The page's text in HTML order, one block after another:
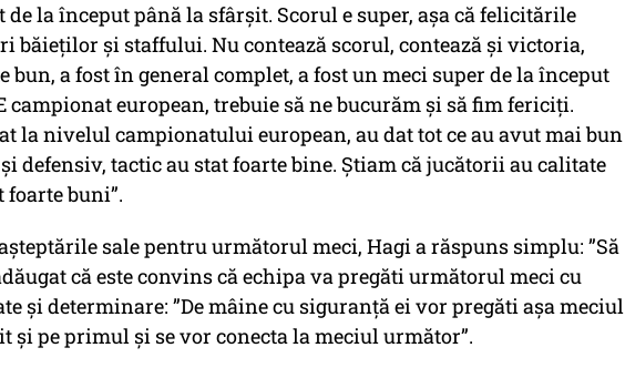
de la început până la sfârșit. Scorul e super, așa că felicitările
băieților și staffului. Nu contează scorul, contează și victoria,
bun, a fost în general complet, a fost un meci super de la început
campionat european, trebuie să ne bucurăm și să fim fericiți.
la nivelul campionatului european, au dat tot ce au avut mai bun
defensiv, tactic au stat foarte bine. Știam că jucătorii au calitate
foarte buni”.
sale pentru următorul meci, Hagi a răspuns simplu: ”Să
că este convins că echipa va pregăti următorul meci cu
și determinare: ”De mâine cu siguranță ei vor pregăti așa meciul
și pe primul și se vor conecta la meciul următor”.